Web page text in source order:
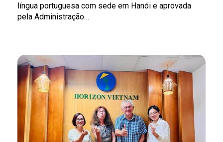
língua portuguesa com sede em Hanói e aprovada
pela Administração…